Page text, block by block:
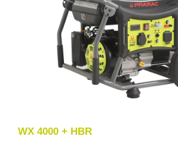
WX 4000 + HBR